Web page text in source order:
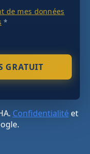
de mes données
*
Confidentialitéet